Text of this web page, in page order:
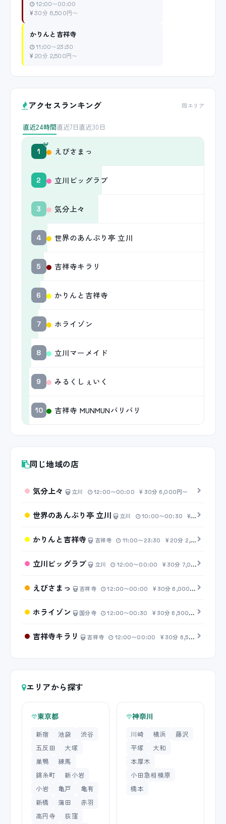
12:00〜00:00
30分 6,500円〜
かりんと吉祥寺
11:00〜23:30
20分 2,500円〜
アクセスランキング 同エリア
直近24時間直近7日直近30日
1 えびさまっ
2 立川ビッグラブ
3 気分上々
4 世界のあんぷり亭 立川
5 吉祥寺キラリ
6 かりんと吉祥寺
7 ホライゾン
8 立川マーメイド
9 みるくしぇいく
10 吉祥寺 MUNMUNバリバリ
同じ地域の店
気分上々 立川 12:00〜00:00 30分 6,000円〜
世界のあんぷり亭 立川 立川 10:00〜00:30 20分 2,500
かりんと吉祥寺 吉祥寺 11:00〜23:30 20分 2,500円〜
立川ビッグラブ 立川 12:00〜00:00 30分 7,000円〜
えびさまっ 吉祥寺 12:00〜00:00 30分 6,000円〜
ホライゾン 国分寺 12:00〜00:30 30分 6,500円〜
吉祥寺キラリ 吉祥寺 12:00〜00:00 30分 6,500円〜
エリアから探す
東京都
新宿 池袋
渋谷
五反田
大塚
巣鴨
練馬
錦糸町
新小岩
小岩
亀戸
亀有
新橋
蒲田
赤羽
高円寺
荻窪
神奈川
川崎 横浜
藤沢
平塚
大和
本厚木
小田急相模原
橋本